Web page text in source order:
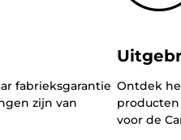
fabrieksgarantie
zijn van
Ontdek
producten
voor de